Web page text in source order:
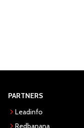
PARTNERS
Leadinfo
Redbanana